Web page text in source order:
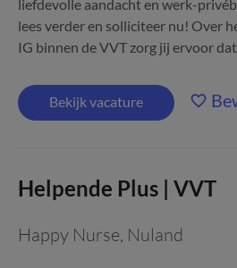
liefdevolle aandacht en werk-
lees verder en solliciteer nu! Over
IG binnen de VVT zorg jij ervoor
Bekijk vacature
Helpende Plus | VVT
Happy Nurse, Nuland